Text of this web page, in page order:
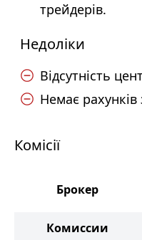
трейдерів.
Недоліки
Відсутність
Немає
Комісії
Брокер
Комиссии